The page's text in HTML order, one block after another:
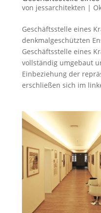
von jessarchitekten |
Geschäftsstelle eines
denkmalgeschützten
Geschäftsstelle eines
vollständig umgebaut
Einbeziehung der
erschließen sich im